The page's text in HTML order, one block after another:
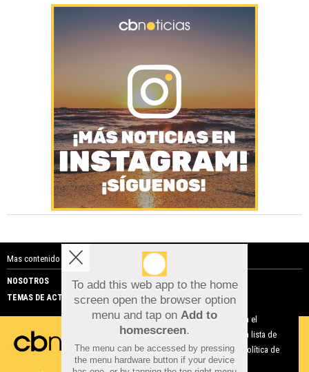
Mas contenido de Costa Blanca Noticias:
NOSOTROS
PUBLICIDAD
TEMAS DE ACTUALIDAD
To add this web app to the home
screen open the browser option
menu and tap on Add to
homescreen.
The menu can be accessed by pressing
the menu hardware button if your device
Aviso sobre el Uso de cookies:
Utilizamos cookies nuestras y de terceros para el
funcionamiento del digital. Puedes consultar la lista de
cookies y como desconectarlas. Ver nuestra Política de
Privacidad y Cookies